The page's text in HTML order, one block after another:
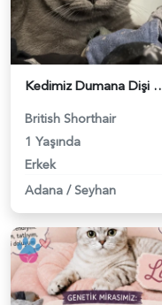
Kedimiz Dumana
British Shorthair
1 Yaşında
Erkek
Adana / Seyhan